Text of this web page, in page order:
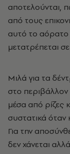
αποτελούνται,
από τους
αυτό το
μετατρέπεται
Μιλά για τα
στο
μέσα από ρίζες
συστατικά όταν
Για την
δεν χάνεται